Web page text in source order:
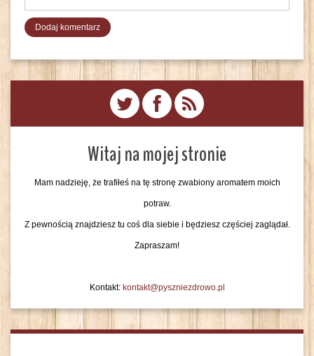
Witaj na mojej stronie
Mam nadzieję, że trafiłeś na tę stronę zwabiony aromatem moich
potraw.
Z pewnością znajdziesz tu coś dla siebie i będziesz częściej zaglądał.
Zapraszam!
Kontakt: kontakt@pyszniezdrowo.pl